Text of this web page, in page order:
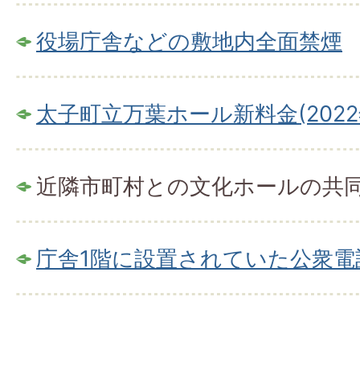
役場庁舎などの敷地内全面禁煙
太子町立万葉ホール新料金
近隣市町村との文化ホールの共
庁舎1階に設置されていた公衆